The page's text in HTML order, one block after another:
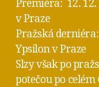
Premiéra: 12. 12.
v Praze
Pražská
Ypsilon v Praze
Slzy však po
potečou po celém